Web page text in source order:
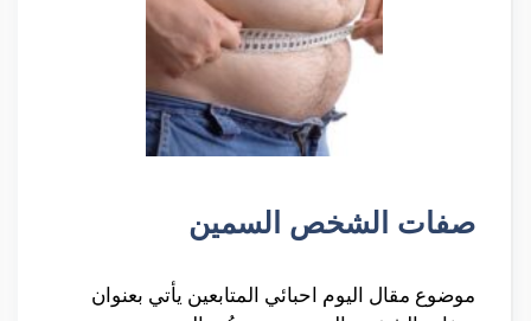
صفات الشخص السمين
موضوع مقال اليوم احبائي المتابعين يأتي بعنوان